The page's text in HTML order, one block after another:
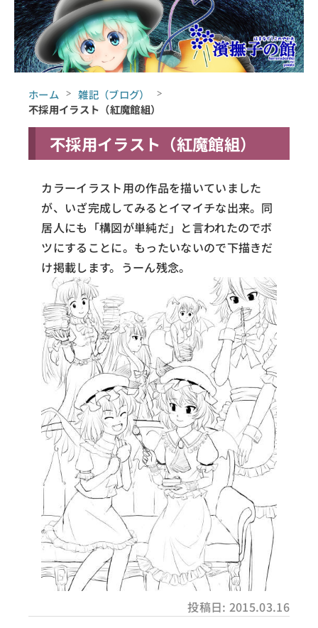
ホーム
雑記（ブログ）
不採用イラスト（紅魔館組）
不採用イラスト（紅魔館組）
カラーイラスト用の作品を描いていました
が、いざ完成してみるとイマイチな出来。同
居人にも「構図が単純だ」と言われたのでボ
ツにすることに。もったいないので下描きだ
け掲載します。うーん残念。
投稿日: 2015.03.16